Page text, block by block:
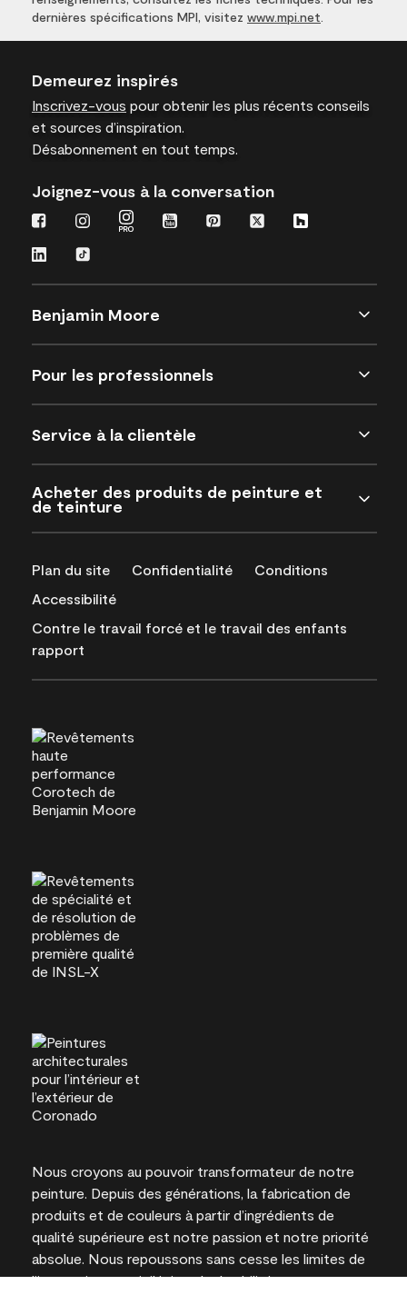
dernières spécifications MPI, visitez www.mpi.net
Demeurez inspirés
Inscrivez-vous pour obtenir les plus récents conseils
et sources d’inspiration.
Désabonnement en tout temps.
Joignez-vous à la conversation
Benjamin Moore
Pour les professionnels
Service à la clientèle
Acheter des produits de peinture et
de teinture
Plan du site Confidentialité
Conditions
Accessibilité
Contre le travail forcé et le travail des enfants
rapport
Nous croyons au pouvoir transformateur de notre
peinture. Depuis des générations, la fabrication de
produits et de couleurs à partir d’ingrédients de
qualité supérieure est notre passion et notre priorité
absolue. Nous repoussons sans cesse les limites de
l’innovation et privilégions la durabilité pour